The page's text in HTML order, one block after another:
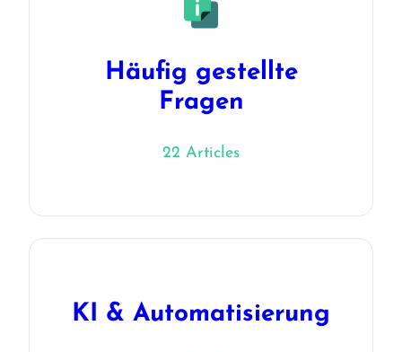
Häufig gestellte
Fragen
22 Articles
KI & Automatisierung